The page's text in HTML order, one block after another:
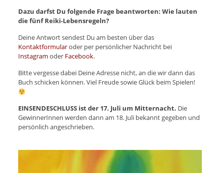
Dazu darfst Du folgende Frage beantworten: Wie lauten
die fünf Reiki-Lebensregeln?
Deine Antwort sendest Du am besten über das
Kontaktformularoder per persönlicher Nachricht bei
Instagram oder Facebook.
Bitte vergesse dabei Deine Adresse nicht, an die wir dann das
Buch schicken können. Viel Freude sowie Glück beim Spielen!
EINSENDESCHLUSS ist der 17. Juli um Mitternacht. Die
GewinnerInnen werden dann am 18. Juli bekannt gegeben und
persönlich angeschrieben.